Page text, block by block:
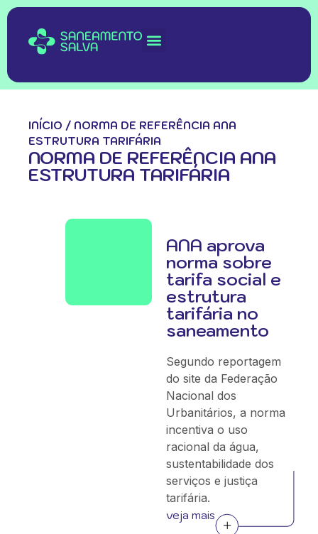
INÍCIO / NORMA DE REFERÊNCIA ANA
ESTRUTURA TARIFÁRIA
NORMA DE REFERÊNCIA ANA
ESTRUTURA TARIFÁRIA
ANA aprova
norma sobre
tarifa social e
estrutura
tarifária no
saneamento
Segundo reportagem
do site da Federação
Nacional dos
Urbanitários, a norma
incentiva o uso
racional da água,
sustentabilidade dos
serviços e justiça
tarifária.
veja mais